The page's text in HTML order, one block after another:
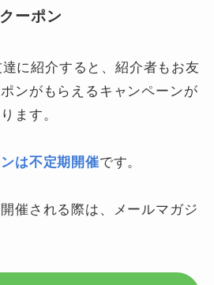
ーポン
に紹介すると、紹介者もお友
ンがもらえるキャンペーンが
ます。
は不定期開催です。
催される際は、メールマガジ